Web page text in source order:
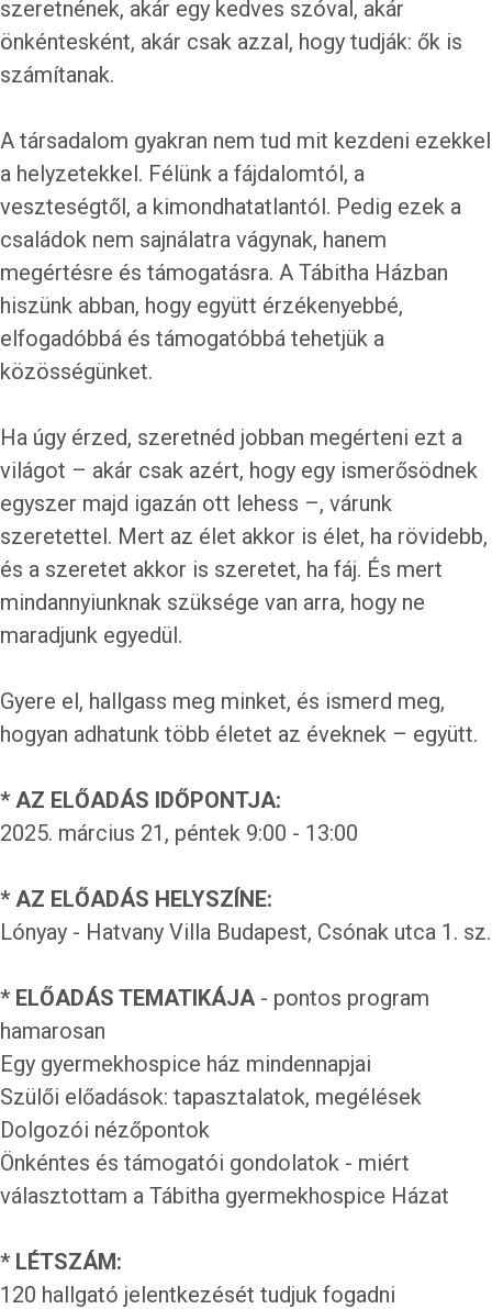
szeretnének, akár egy kedves szóval, akár
önkéntesként, akár csak azzal, hogy tudják: ők is
számítanak.
A társadalom gyakran nem tud mit kezdeni ezekkel
a helyzetekkel. Félünk a fájdalomtól, a
veszteségtől, a kimondhatatlantól. Pedig ezek a
családok nem sajnálatra vágynak, hanem
megértésre és támogatásra. A Tábitha Házban
hiszünk abban, hogy együtt érzékenyebbé,
elfogadóbbá és támogatóbbá tehetjük a
közösségünket.
Ha úgy érzed, szeretnéd jobban megérteni ezt a
világot – akár csak azért, hogy egy ismerősödnek
egyszer majd igazán ott lehess –, várunk
szeretettel. Mert az élet akkor is élet, ha rövidebb,
és a szeretet akkor is szeretet, ha fáj. És mert
mindannyiunknak szüksége van arra, hogy ne
maradjunk egyedül.
Gyere el, hallgass meg minket, és ismerd meg,
hogyan adhatunk több életet az éveknek – együtt.
* AZ ELŐADÁS IDŐPONTJA:
2025. március 21, péntek 9:00 - 13:00
* AZ ELŐADÁS HELYSZÍNE:
Lónyay - Hatvany Villa Budapest, Csónak utca 1. sz.
* ELŐADÁS TEMATIKÁJA - pontos program
hamarosan
Egy gyermekhospice ház mindennapjai
Szülői előadások: tapasztalatok, megélések
Dolgozói nézőpontok
Önkéntes és támogatói gondolatok - miért
választottam a Tábitha gyermekhospice Házat
* LÉTSZÁM:
120 hallgató jelentkezését tudjuk fogadni